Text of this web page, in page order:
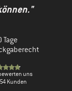
Tage
uns
Kunden